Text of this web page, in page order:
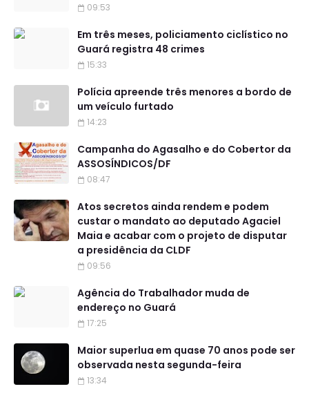
09:53
Em três meses, policiamento ciclístico no
Guará registra 48 crimes
15:33
Polícia apreende três menores a bordo de
um veículo furtado
14:23
Campanha do Agasalho e do Cobertor da
ASSOSÍNDICOS/DF
08:47
Atos secretos ainda rendem e podem
custar o mandato ao deputado Agaciel
Maia e acabar com o projeto de disputar
a presidência da CLDF
09:56
Agência do Trabalhador muda de
endereço no Guará
17:25
Maior superlua em quase 70 anos pode ser
observada nesta segunda-feira
13:34